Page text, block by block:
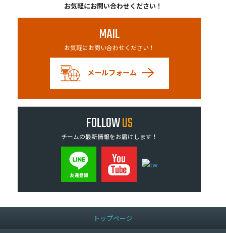
お気軽にお問い合わせください！
MAIL
お気軽にお問い合わせください！
メールフォーム
FOLLOWUS
チームの最新情報をお届けします！
トップページ